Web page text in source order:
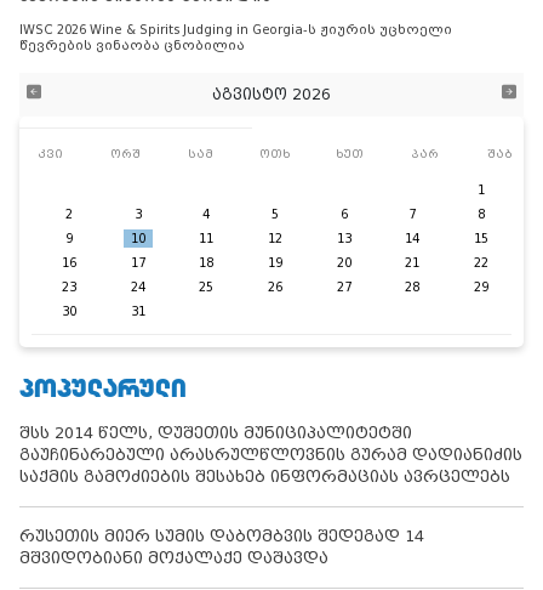
IWSC 2026 Wine & Spirits Judging in Georgia-ს ჟიურის უცხოელი
წევრების ვინაობა ცნობილია
აგვისტო 2026
კვი ორშ სამ ოთხ ხუთ პარ შაბ
1
2
3 4 5 6 7
8
9
10 11 12 13 14
15
16
17 18 19 20 21
22
23
24 25 26 27 28
29
30
31
ᲞᲝᲞᲣᲚᲐᲠᲣᲚᲘ
შსს 2014 წელს, დუშეთის მუნიციპალიტეტში
გაუჩინარებული არასრულწლოვნის გურამ დადიანიძის
საქმის გამოძიების შესახებ ინფორმაციას ავრცელებს
რუსეთის მიერ სუმის დაბომბვის შედეგად 14
მშვიდობიანი მოქალაქე დაშავდა